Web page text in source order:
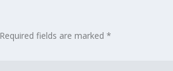
Required fields are marked*